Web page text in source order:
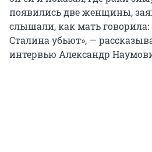
появились две женщины,
слышали, как мать
Сталина убьют», —
интервью Александр